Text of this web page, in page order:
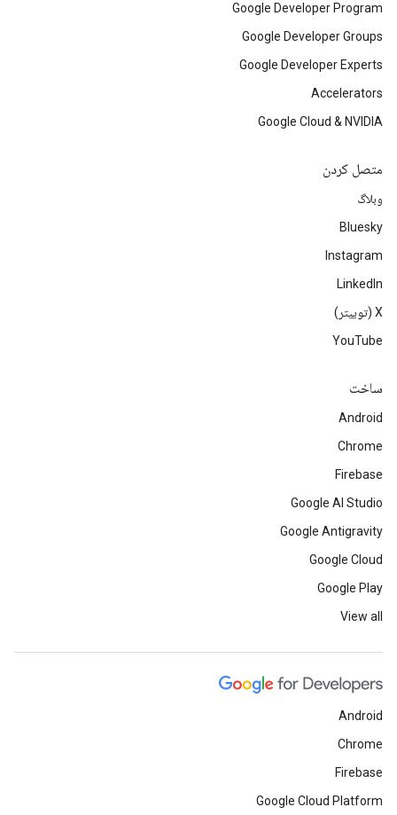
Google Developer Program
Google Developer Groups
Google Developer Experts
Accelerators
Google Cloud & NVIDIA
متصل کردن
وبلاگ
Bluesky
Instagram
LinkedIn
‫X (توییتر)
YouTube
ساخت
Android
Chrome
Firebase
Google AI Studio
Google Antigravity
Google Cloud
Google Play
View all
Android
Chrome
Firebase
Google Cloud Platform